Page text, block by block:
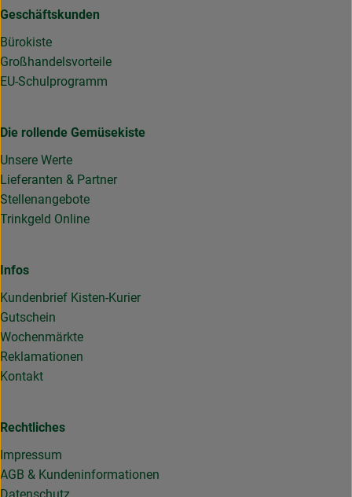
Geschäftskunden
Bürokiste
Großhandelsvorteile
EU-Schulprogramm
Die rollende Gemüsekiste
Unsere Werte
Lieferanten & Partner
Stellenangebote
Trinkgeld Online
Infos
Kundenbrief Kisten-Kurier
Gutschein
Wochenmärkte
Reklamationen
Kontakt
Rechtliches
Impressum
AGB & Kundeninformationen